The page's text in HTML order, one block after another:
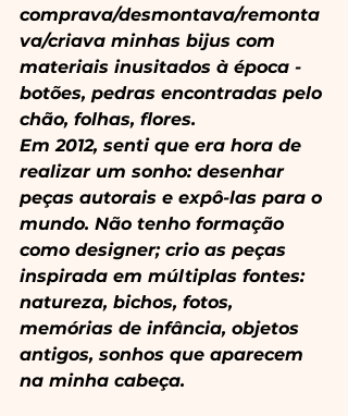
comprava/desmontava/remonta
va/criava minhas bijus com
materiais inusitados à época -
botões, pedras encontradas pelo
chão, folhas, flores.
Em 2012, senti que era hora de
realizar um sonho: desenhar
peças autorais e expô-las para o
mundo. Não tenho formação
como designer; crio as peças
inspirada em múltiplas fontes:
natureza, bichos, fotos,
memórias de infância, objetos
antigos, sonhos que aparecem
na minha cabeça.